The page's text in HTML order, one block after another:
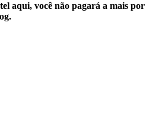
aqui, você não pagará a mais por